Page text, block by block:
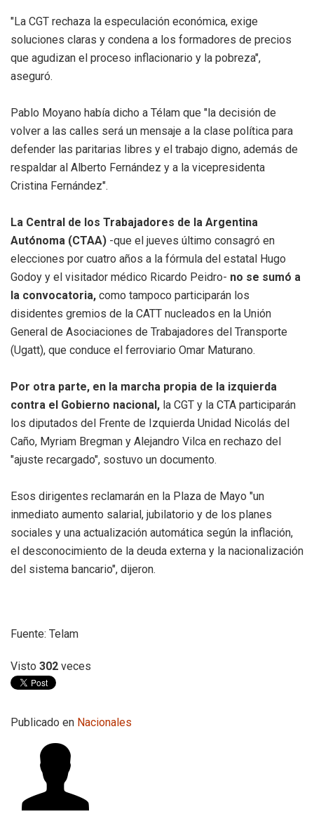
"La CGT rechaza la especulación económica, exige
soluciones claras y condena a los formadores de precios
que agudizan el proceso inflacionario y la pobreza",
aseguró.
Pablo Moyano había dicho a Télam que "la decisión de
volver a las calles será un mensaje a la clase política para
defender las paritarias libres y el trabajo digno, además de
respaldar al Alberto Fernández y a la vicepresidenta
Cristina Fernández".
La Central de los Trabajadores de la Argentina
Autónoma (CTAA) -que el jueves último consagró en
elecciones por cuatro años a la fórmula del estatal Hugo
Godoy y el visitador médico Ricardo Peidro- no se sumó a
la convocatoria, como tampoco participarán los
disidentes gremios de la CATT nucleados en la Unión
General de Asociaciones de Trabajadores del Transporte
(Ugatt), que conduce el ferroviario Omar Maturano.
Por otra parte, en la marcha propia de la izquierda
contra el Gobierno nacional, la CGT y la CTA participarán
los diputados del Frente de Izquierda Unidad Nicolás del
Caño, Myriam Bregman y Alejandro Vilca en rechazo del
"ajuste recargado", sostuvo un documento.
Esos dirigentes reclamarán en la Plaza de Mayo "un
inmediato aumento salarial, jubilatorio y de los planes
sociales y una actualización automática según la inflación,
el desconocimiento de la deuda externa y la nacionalización
del sistema bancario", dijeron.
Fuente: Telam
Visto 302 veces
Publicado en Nacionales